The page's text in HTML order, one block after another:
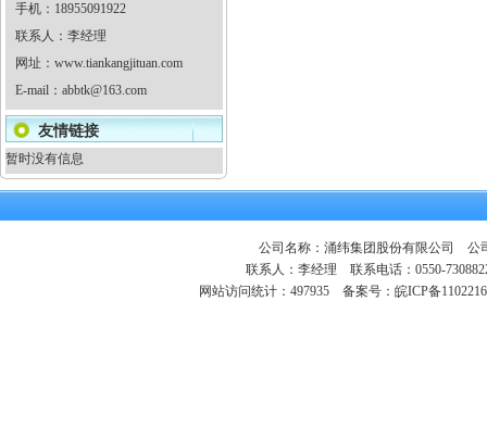
手机：18955091922
联系人：李经理
网址： www.tiankangjituan.com
E-mail： abbtk@163.com
友情链接
暂时没有信息
公司名称：涌纬集团股份有限公司 公
联系人：李经理 联系电话：0550-
网站访问统计：497935 备案号：皖ICP备